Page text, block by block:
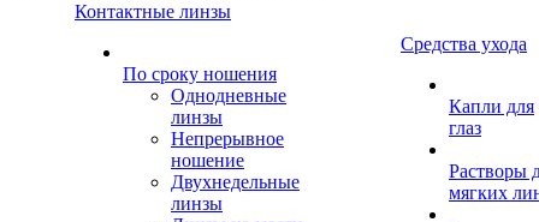
Контактные линзы
По сроку ношения
Однодневные
линзы
Непрерывное
ношение
Двухнедельные
линзы
Средства ухода
Капли для
глаз
Растворы
мягких